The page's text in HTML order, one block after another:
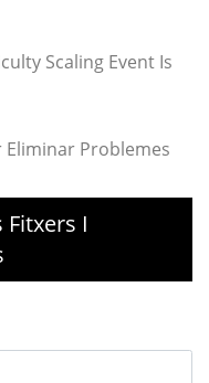
Scaling Event Is
Problemes
I